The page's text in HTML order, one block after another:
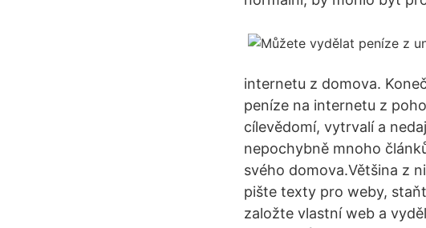
internetu z domova.
peníze na internetu z
cílevědomí, vytrvalí a
nepochybně mnoho
svého domova.Většina z
pište texty pro weby,
založte vlastní web a